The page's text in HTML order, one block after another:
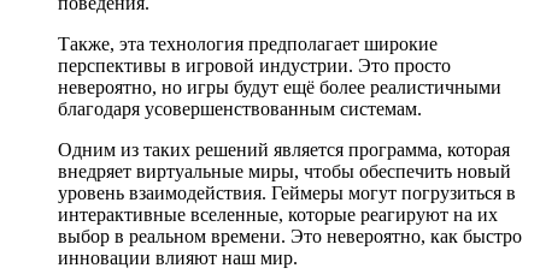
Также, эта технология предполагает широкие
перспективы в игровой индустрии. Это просто
невероятно, но игры будут ещё более реалистичными
благодаря усовершенствованным системам.
Одним из таких решений является программа, которая
внедряет виртуальные миры, чтобы обеспечить новый
уровень взаимодействия. Геймеры могут погрузиться в
интерактивные вселенные, которые реагируют на их
выбор в реальном времени. Это невероятно, как быстро
инновации влияют наш мир.